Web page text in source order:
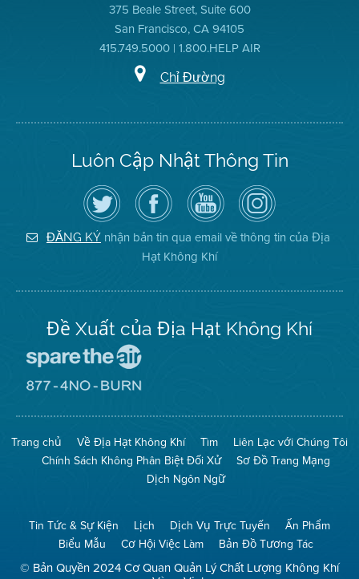
375 Beale Street, Suite 600
San Francisco, CA 94105
415.749.5000 | 1.800.HELP AIR
Chỉ Đường
Luôn Cập Nhật Thông Tin
Hãy
theo
dõi
Địa
Hạt
Không
Truy
cập
Trang
Facebook
của
Địa
Hạt
Kênh
YouTube
của
Địa
Hạt
Không
Khí
Air
District
on
Instagram
ĐĂNG KÝ nhận bản tin qua email về thông tin của Địa
Hạt Không Khí
Đề Xuất của Địa Hạt Không Khí
The
(Bảo
Toàn
Không
Khí)
Mạng
No
Burn
(Không
Đốt)
Trang chủ Về Địa Hạt Không Khí Tìm
Liên Lạc với Chúng Tôi
Chính Sách Không Phân Biệt Đối Xử
Sơ Đồ Trang Mạng
Dịch Ngôn Ngữ
Tin Tức & Sự Kiện Lịch Dịch Vụ Trực Tuyến
Ấn Phẩm
Biểu Mẫu
Cơ Hội Việc Làm Bản Đồ Tương Tác
© Bản Quyền 2024 Cơ Quan Quản Lý Chất Lượng Không Khí